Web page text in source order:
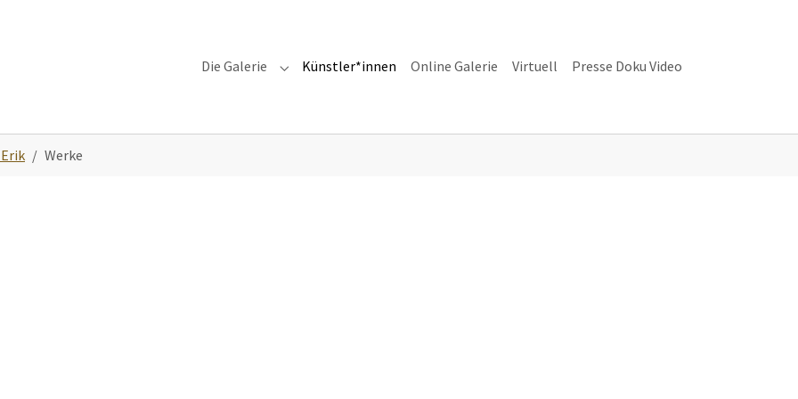
Die Galerie Submenu for "Die Galerie"
Künstler*innen Online Galerie Virtuell Presse Doku Video
Werke